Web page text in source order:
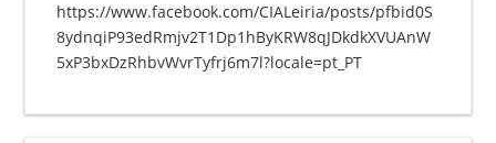
https://www.facebook.com/CIALeiria/posts/pfbid0S
8ydnqiP93edRmjv2T1Dp1hByKRW8qJDkdkXVUAnW
5xP3bxDzRhbvWvrTyfrj6m7l?locale=pt_PT